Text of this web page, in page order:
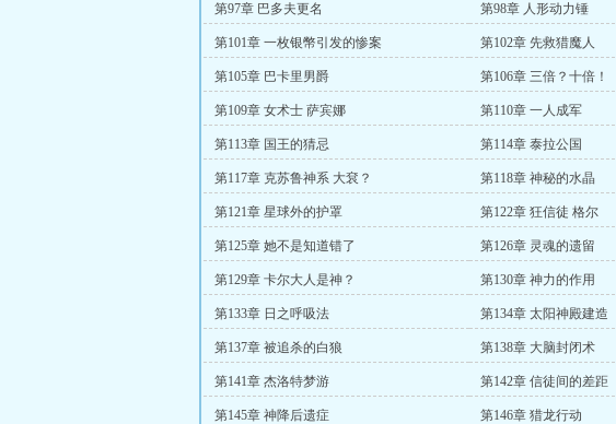
第97章 巴多夫更名 第98章 人形动力锤
第101章 一枚银幣引发的惨案 第102章 先救猎魔人
第105章 巴卡里男爵 第106章 三倍？十倍！
第109章 女术士 萨宾娜 第110章 一人成军
第113章 国王的猜忌 第114章 泰拉公国
第117章 克苏鲁神系 大袞？ 第118章 神秘的水晶
第121章 星球外的护罩 第122章 狂信徒 格尔
第125章 她不是知道错了 第126章 灵魂的遗留
第129章 卡尔大人是神？ 第130章 神力的作用
第133章 日之呼吸法 第134章 太阳神殿建造
第137章 被追杀的白狼 第138章 大脑封闭术
第141章 杰洛特梦游 第142章 信徒间的差距
第145章 神降后遗症 第146章 猎龙行动